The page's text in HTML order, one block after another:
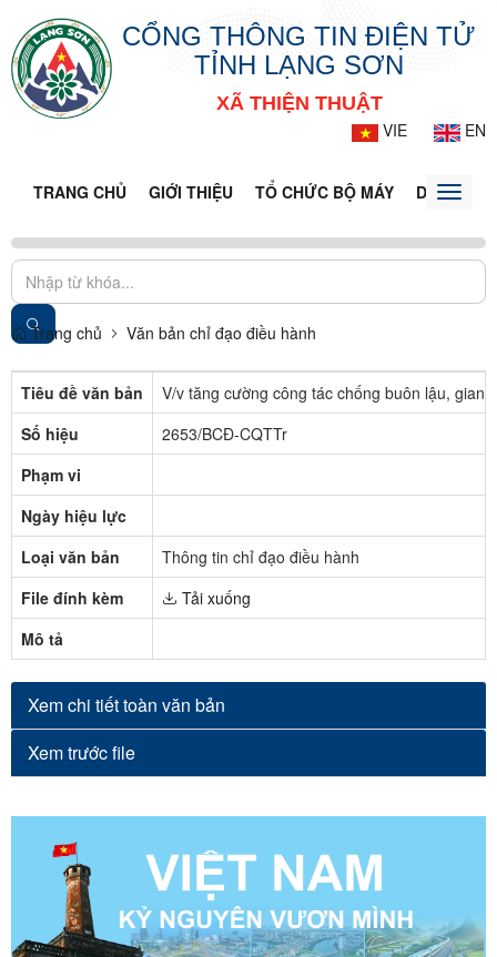
CỔNG THÔNG TIN ĐIỆN TỬ
TỈNH LẠNG SƠN
XÃ THIỆN THUẬT
VIE
EN
TRANG CHỦ GIỚI THIỆU TỔ CHỨC BỘ MÁY DOANH
Toggle
Trang chủ Văn bản chỉ đạo điều hành
Tiêu đề văn bản
V/v tăng cường công tác chống buôn lậu,
Số hiệu
2653/BCĐ-CQTTr
Phạm vi
Ngày hiệu lực
Loại văn bản
Thông tin chỉ đạo điều hành
File đính kèm
Tải xuống
Mô tả
Xem chi tiết toàn văn bản
Xem trước file